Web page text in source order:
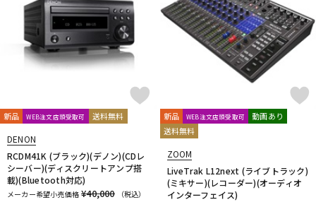
新品 WEB注文店頭受取可 送料無料
DENON
RCDM41K (ブラック)(デノン)(CDレ
シーバー)(ディスクリートアンプ搭
載)(Bluetooth対応)
メーカー希望小売価格 ¥40,000
（税込）
新品 WEB注文店頭受取可
動画あり
送料無料
ZOOM
LiveTrak L12next (ライブトラック)
(ミキサー)(レコーダー)(オーディオ
インターフェイス)